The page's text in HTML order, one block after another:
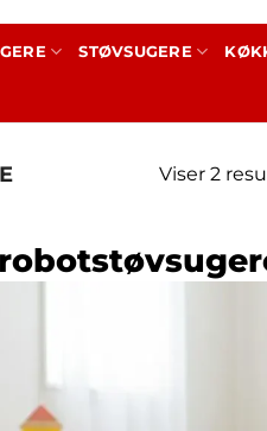
STØVSUGERE
Viser 2